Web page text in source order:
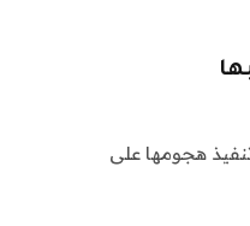
هجومها على